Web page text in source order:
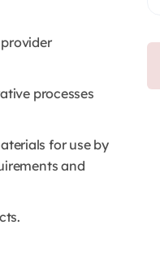
processes
for use by
and